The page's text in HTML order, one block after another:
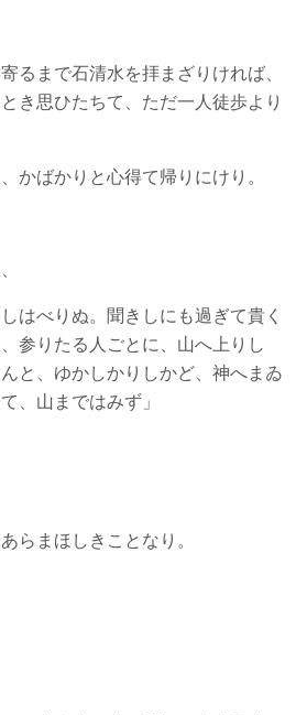
るまで石清水を拝まざりければ、
き思ひたちて、ただ一人徒歩より
かばかりと心得て帰りにけり。
はべりぬ。聞きしにも過ぎて貴く
参りたる人ごとに、山へ上りし
と、ゆかしかりしかど、神へまゐ
、山まではみず」
らまほしきことなり。